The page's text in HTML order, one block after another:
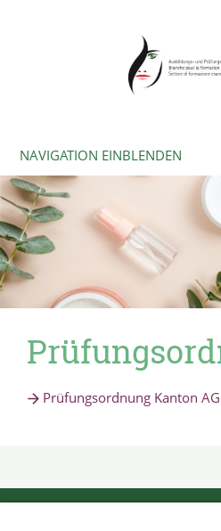
NAVIGATION EINBLENDEN
Prüfungsordnung Kanton AG